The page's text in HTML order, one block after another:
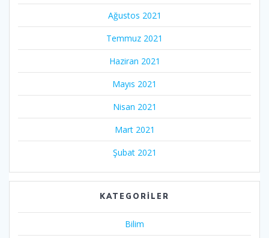
Ağustos 2021
Temmuz 2021
Haziran 2021
Mayıs 2021
Nisan 2021
Mart 2021
Şubat 2021
KATEGORILER
Bilim